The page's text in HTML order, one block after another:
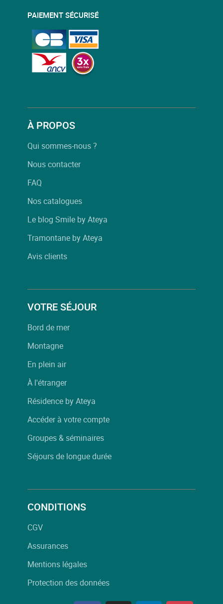
PAIEMENT SÉCURISÉ
À PROPOS
Qui sommes-nous ?
Nous contacter
FAQ
Nos catalogues
Le blog Smile by Ateya
Tramontane by Ateya
Avis clients
VOTRE SÉJOUR
Bord de mer
Montagne
En plein air
À l'étranger
Résidence by Ateya
Accéder à votre compte
Groupes & séminaires
Séjours de longue durée
CONDITIONS
CGV
Assurances
Mentions légales
Protection des données